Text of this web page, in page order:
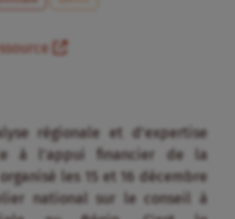
régionale et d’expertise
à l’appui financier de la
les 15 et 16 décembre
national sur le conseil à